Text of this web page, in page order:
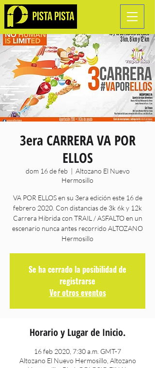
3era CARRERA VA POR
ELLOS
dom 16 de feb
  |
Altozano El Nuevo
Hermosillo
VA POR ELLOS en su 3era edición este 16 de
febrero 2020. Con distancias de 3k 6k y 12k
Carrera Hibrida con TRAIL / ASFALTO en un
escenario nunca antes recorrido ALTOZANO
Hermosillo
Se ha cerrado la posibilidad de
registrarse
Ver otros eventos
Horario y Lugar de Inicio.
16 feb 2020, 7:30 a.m. GMT-7
Altozano El Nuevo Hermosillo, Altozano